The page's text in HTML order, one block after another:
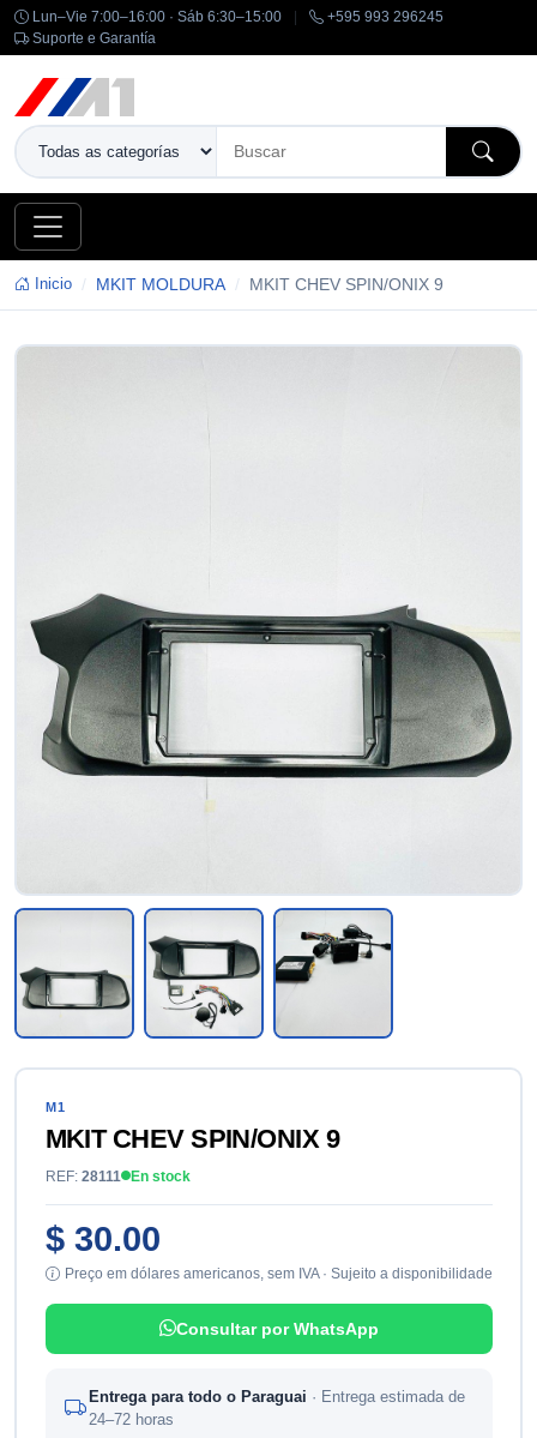
Lun–Vie 7:00–16:00 · Sáb 6:30–15:00
+595 993 296245
Suporte e Garantía
Inicio MKIT MOLDURA MKIT CHEV SPIN/ONIX 9
M1
MKIT CHEV SPIN/ONIX 9
REF: 28111 En stock
$ 30.00
Preço em dólares americanos, sem IVA · Sujeito a disponibilidade
Consultar por WhatsApp
Entrega para todo o Paraguai · Entrega estimada de
24–72 horas